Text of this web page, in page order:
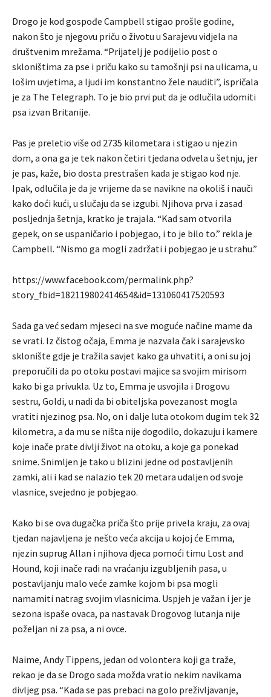
Drogo je kod gospođe Campbell stigao prošle godine,
nakon što je njegovu priču o životu u Sarajevu vidjela na
društvenim mrežama. “Prijatelj je podijelio post o
skloništima za pse i priču kako su tamošnji psi na ulicama, u
lošim uvjetima, a ljudi im konstantno žele nauditi”, ispričala
je za The Telegraph. To je bio prvi put da je odlučila udomiti
psa izvan Britanije.
Pas je preletio više od 2735 kilometara i stigao u njezin
dom, a ona ga je tek nakon četiri tjedana odvela u šetnju, jer
je pas, kaže, bio dosta prestrašen kada je stigao kod nje.
Ipak, odlučila je da je vrijeme da se navikne na okoliš i nauči
kako doći kući, u slučaju da se izgubi. Njihova prva i zasad
posljednja šetnja, kratko je trajala. “Kad sam otvorila
gepek, on se uspaničario i pobjegao, i to je bilo to.” rekla je
Campbell. “Nismo ga mogli zadržati i pobjegao je u strahu.”
https://www.facebook.com/permalink.php?
story_fbid=182119802414654&id=131060417520593
Sada ga već sedam mjeseci na sve moguće načine mame da
se vrati. Iz čistog očaja, Emma je nazvala čak i sarajevsko
sklonište gdje je tražila savjet kako ga uhvatiti, a oni su joj
preporučili da po otoku postavi majice sa svojim mirisom
kako bi ga privukla. Uz to, Emma je usvojila i Drogovu
sestru, Goldi, u nadi da bi obiteljska povezanost mogla
vratiti njezinog psa. No, on i dalje luta otokom dugim tek 32
kilometra, a da mu se ništa nije dogodilo, dokazuju i kamere
koje inače prate divlji život na otoku, a koje ga ponekad
snime. Snimljen je tako u blizini jedne od postavljenih
zamki, ali i kad se nalazio tek 20 metara udaljen od svoje
vlasnice, svejedno je pobjegao.
Kako bi se ova dugačka priča što prije privela kraju, za ovaj
tjedan najavljena je nešto veća akcija u kojoj će Emma,
njezin suprug Allan i njihova djeca pomoći timu Lost and
Hound, koji inače radi na vraćanju izgubljenih pasa, u
postavljanju malo veće zamke kojom bi psa mogli
namamiti natrag svojim vlasnicima. Uspjeh je važan i jer je
sezona ispaše ovaca, pa nastavak Drogovog lutanja nije
poželjan ni za psa, a ni ovce.
Naime, Andy Tippens, jedan od volontera koji ga traže,
rekao je da se Drogo sada možda vratio nekim navikama
divljeg psa. “Kada se pas prebaci na golo preživljavanje,